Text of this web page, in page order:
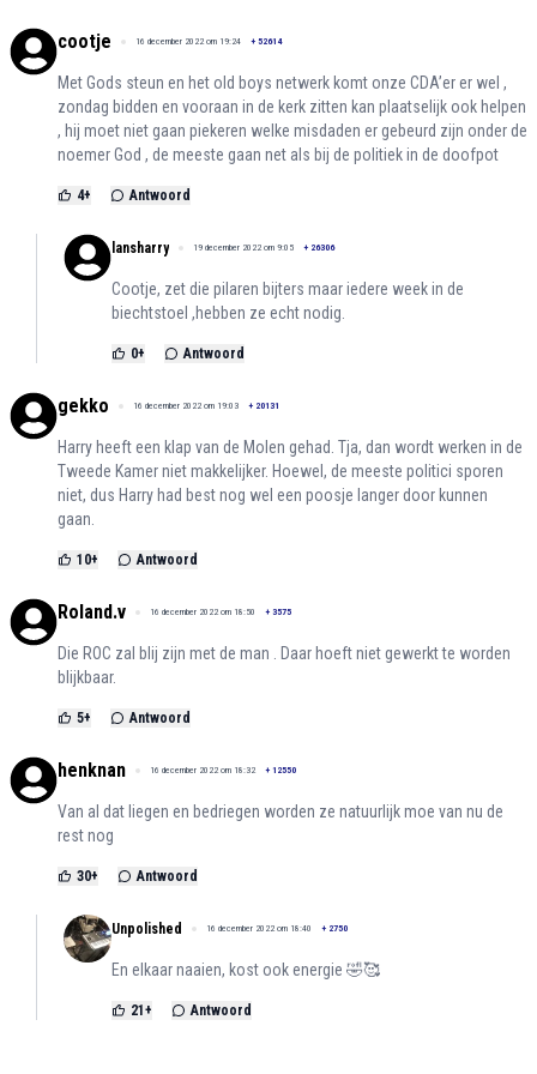
cootje 16 december 2022 om 19:24 + 52614
Met Gods steun en het old boys netwerk komt onze CDA’er er wel ,
zondag bidden en vooraan in de kerk zitten kan plaatselijk ook helpen
, hij moet niet gaan piekeren welke misdaden er gebeurd zijn onder de
noemer God , de meeste gaan net als bij de politiek in de doofpot
4+ Antwoord
lansharry 19 december 2022 om 9:05 + 26306
Cootje, zet die pilaren bijters maar iedere week in de
biechtstoel ,hebben ze echt nodig.
0+ Antwoord
gekko 16 december 2022 om 19:03 + 20131
Harry heeft een klap van de Molen gehad. Tja, dan wordt werken in de
Tweede Kamer niet makkelijker. Hoewel, de meeste politici sporen
niet, dus Harry had best nog wel een poosje langer door kunnen
gaan.
10+ Antwoord
Roland.v 16 december 2022 om 18:50 + 3575
Die ROC zal blij zijn met de man . Daar hoeft niet gewerkt te worden
blijkbaar.
5+ Antwoord
henknan 16 december 2022 om 18:32 + 12550
Van al dat liegen en bedriegen worden ze natuurlijk moe van nu de
rest nog
30+ Antwoord
Unpolished 16 december 2022 om 18:40 + 2750
En elkaar naaien, kost ook energie 🤣🥰
21 + Antwoord